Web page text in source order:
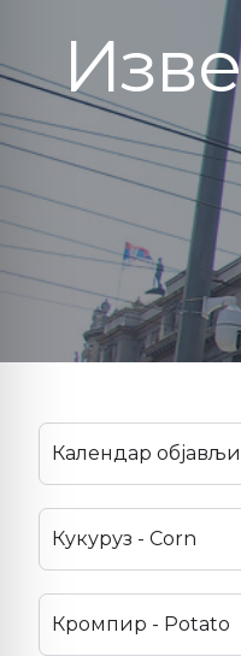
Календар
Кукуруз - Corn
Кромпир - Potato